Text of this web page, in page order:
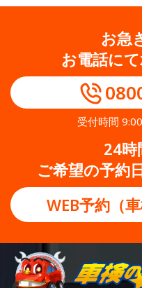
お急
お電話にて
受付時間
24時
ご希望の予約
WEB予約（